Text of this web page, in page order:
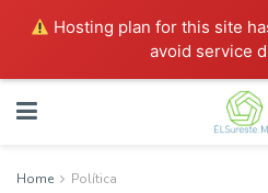
Hosting plan for this site
avoid service
Home Política